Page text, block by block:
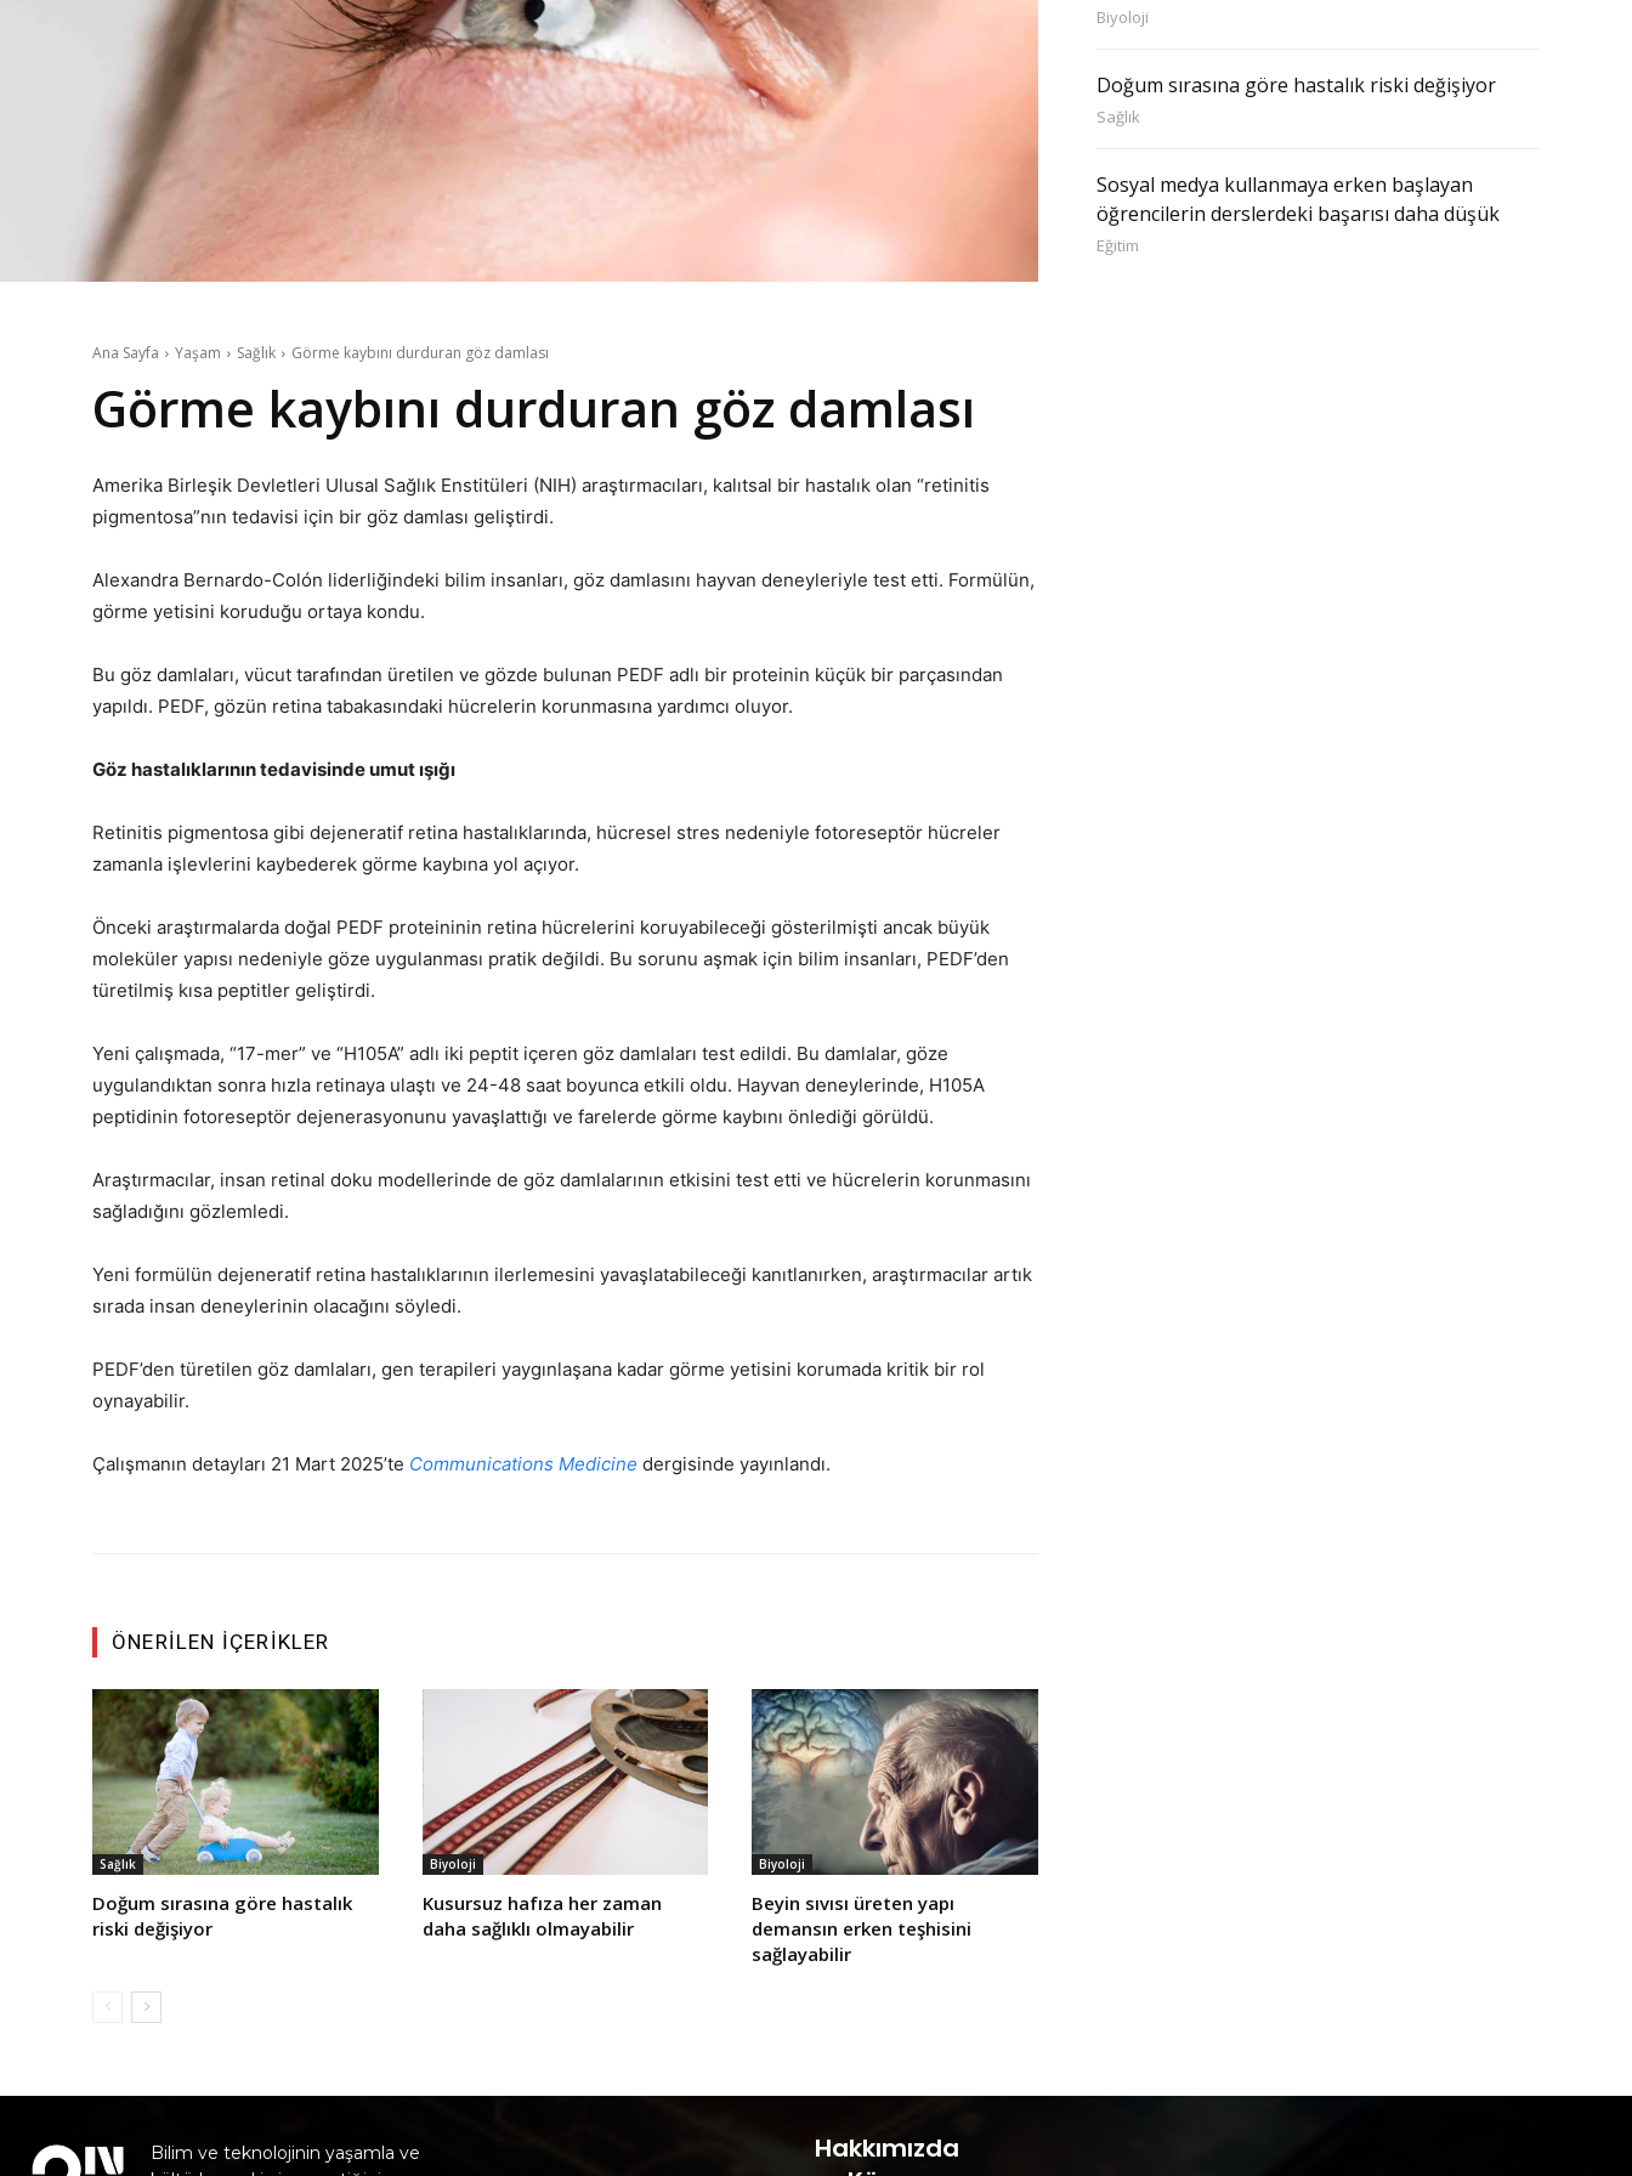
Ana Sayfa Yaşam Sağlık Görme kaybını durduran göz damlası
Görme kaybını durduran göz damlası
Amerika Birleşik Devletleri Ulusal Sağlık Enstitüleri (NIH) araştırmacıları, kalıtsal bir hastalık olan “retinitis
pigmentosa”nın tedavisi için bir göz damlası geliştirdi.
Alexandra Bernardo-Colón liderliğindeki bilim insanları, göz damlasını hayvan deneyleriyle test etti. Formülün,
görme yetisini koruduğu ortaya kondu.
Bu göz damlaları, vücut tarafından üretilen ve gözde bulunan PEDF adlı bir proteinin küçük bir parçasından
yapıldı. PEDF, gözün retina tabakasındaki hücrelerin korunmasına yardımcı oluyor.
Göz hastalıklarının tedavisinde umut ışığı
Retinitis pigmentosa gibi dejeneratif retina hastalıklarında, hücresel stres nedeniyle fotoreseptör hücreler
zamanla işlevlerini kaybederek görme kaybına yol açıyor.
Önceki araştırmalarda doğal PEDF proteininin retina hücrelerini koruyabileceği gösterilmişti ancak büyük
moleküler yapısı nedeniyle göze uygulanması pratik değildi. Bu sorunu aşmak için bilim insanları, PEDF’den
türetilmiş kısa peptitler geliştirdi.
Yeni çalışmada, “17-mer” ve “H105A” adlı iki peptit içeren göz damlaları test edildi. Bu damlalar, göze
uygulandıktan sonra hızla retinaya ulaştı ve 24-48 saat boyunca etkili oldu. Hayvan deneylerinde, H105A
peptidinin fotoreseptör dejenerasyonunu yavaşlattığı ve farelerde görme kaybını önlediği görüldü.
Araştırmacılar, insan retinal doku modellerinde de göz damlalarının etkisini test etti ve hücrelerin korunmasını
sağladığını gözlemledi.
Yeni formülün dejeneratif retina hastalıklarının ilerlemesini yavaşlatabileceği kanıtlanırken, araştırmacılar artık
sırada insan deneylerinin olacağını söyledi.
PEDF’den türetilen göz damlaları, gen terapileri yaygınlaşana kadar görme yetisini korumada kritik bir rol
oynayabilir.
Çalışmanın detayları 21 Mart 2025’te Communications Medicine dergisinde yayınlandı.
ÖNERILEN İÇERIKLER
Sağlık
Doğum sırasına göre hastalık
riski değişiyor
Biyoloji
Kusursuz hafıza her zaman
daha sağlıklı olmayabilir
Biyoloji
Beyin sıvısı üreten yapı
demansın erken teşhisini
sağlayabilir
Biyoloji
Doğum sırasına göre hastalık riski değişiyor
Sağlık
Sosyal medya kullanmaya erken başlayan
öğrencilerin derslerdeki başarısı daha düşük
Eğitim
Bilim ve teknolojinin yaşamla ve
Hakkımızda